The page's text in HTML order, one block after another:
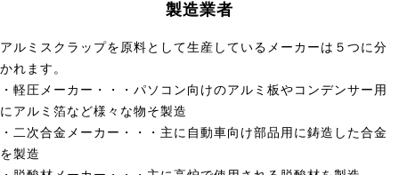
製造業者
アルミスクラップを原料として生産しているメーカーは５つに分
かれます。
・軽圧メーカー・・・パソコン向けのアルミ板やコンデンサー用
にアルミ箔など様々な物そ製造
・二次合金メーカー・・・主に自動車向け部品用に鋳造した合金
を製造